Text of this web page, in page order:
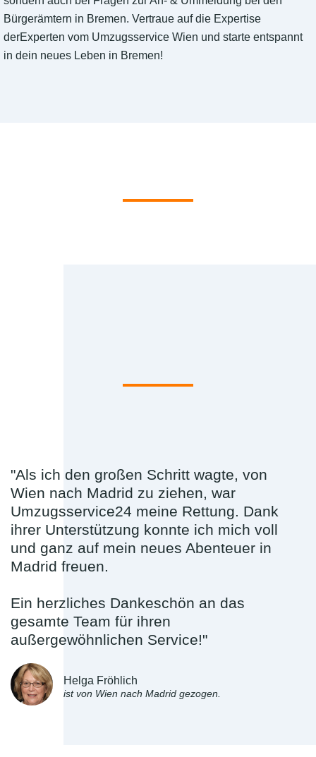
Bürgerämtern in Bremen. Vertraue auf die Expertise
derExperten vom Umzugsservice Wien und starte entspannt
in dein neues Leben in Bremen!
"Als ich den großen Schritt wagte, von
Wien nach Madrid zu ziehen, war
Umzugsservice24 meine Rettung. Dank
ihrer Unterstützung konnte ich mich voll
und ganz auf mein neues Abenteuer in
Madrid freuen.
Ein herzliches Dankeschön an das
gesamte Team für ihren
außergewöhnlichen Service!"
Helga Fröhlich
ist von Wien nach Madrid gezogen.